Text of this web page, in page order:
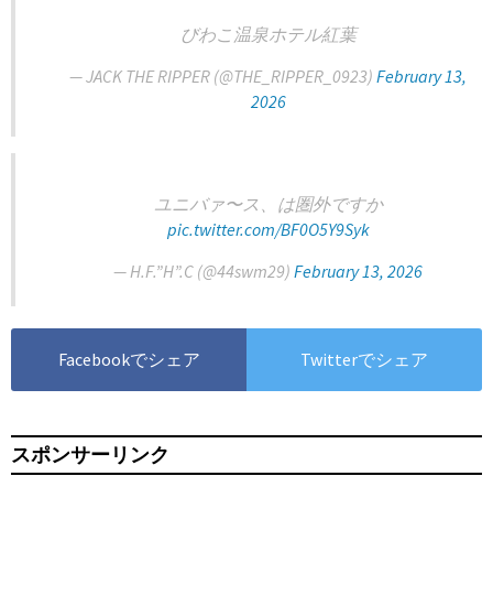
びわこ温泉ホテル紅葉
— JACK THE RIPPER (@THE_RIPPER_0923) February 13,
2026
ユニバァ〜ス、は圏外ですか
pic.twitter.com/BF0O5Y9Syk
— H.F.”H”.C (@44swm29) February 13, 2026
Facebookでシェア Twitterでシェア
スポンサーリンク